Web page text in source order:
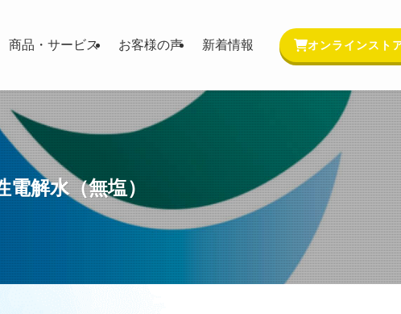
商品・サービス お客様の声 新着情報 オンラインスト
電解水（無塩）